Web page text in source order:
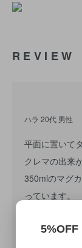
REVIEW
ハラ 20代 男性
平面に置いて
クレマの出来
350mlのマグ
っています。
初期の物と
5%OFF